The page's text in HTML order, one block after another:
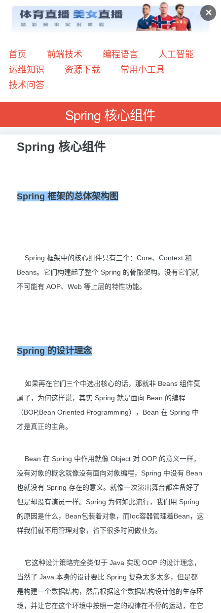
✕
首页 前端技术 编程语言
人工智能
运维知识
资源下载
常用小工具
技术问答
Spring 核心组件
Spring 核心组件
Spring 框架的总体架构图
Spring 框架中的核心组件只有三个：Core、Context 和
Beans。它们构建起了整个 Spring 的骨骼架构。没有它们就
不可能有 AOP、Web 等上层的特性功能。
Spring 的设计理念
如果再在它们三个中选出核心的话，那就非 Beans 组件莫
属了，为何这样说，其实 Spring 就是面向 Bean 的编程
（BOP,Bean Oriented Programming），Bean 在 Spring 中
才是真正的主角。
Bean 在 Spring 中作用就像 Object 对 OOP 的意义一样，
没有对象的概念就像没有面向对象编程，Spring 中没有 Bean
也就没有 Spring 存在的意义。就像一次演出舞台都准备好了
但是却没有演员一样。Spring 为何如此流行，我们用 Spring
的原因是什么，Bean包装着对象，而Ioc容器管理着Bean，这
样我们就不用管理对象，省下很多时间做业务。
它这种设计策略完全类似于 Java 实现 OOP 的设计理念，
当然了 Java 本身的设计要比 Spring 复杂太多太多，但是都
是构建一个数据结构，然后根据这个数据结构设计他的生存环
境，并让它在这个环境中按照一定的规律在不停的运动，在它